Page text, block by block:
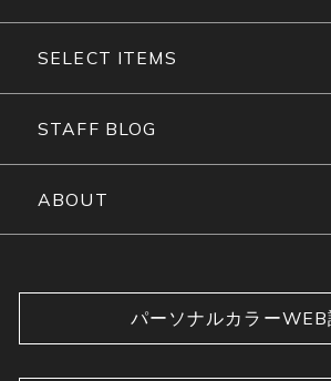
SELECT ITEMS
STAFF BLOG
ABOUT
パーソナルカラーWEB